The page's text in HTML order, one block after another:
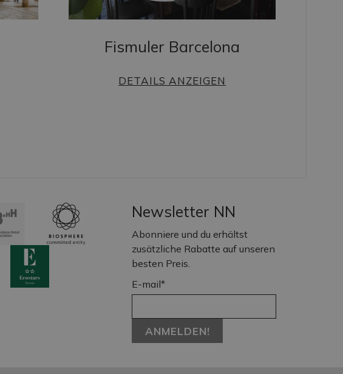
Fismuler Barcelona
DETAILS ANZEIGEN
Newsletter NN
Abonniere und du erhältst
zusätzliche Rabatte auf unseren
besten Preis.
E-mail*
ANMELDEN!